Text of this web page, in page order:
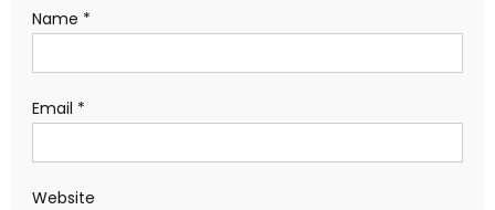
Name *
Email *
Website